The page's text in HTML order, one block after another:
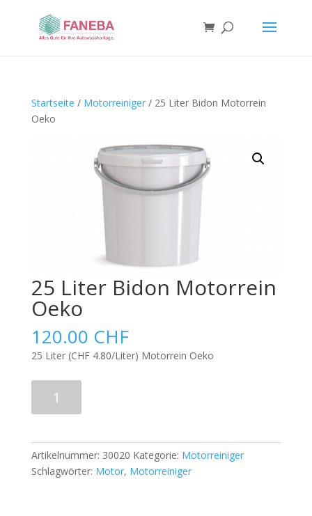
Startseite / Motorreiniger/ 25 Liter Bidon Motorrein
Oeko
25 Liter Bidon Motorrein
Oeko
120.00 CHF
25 Liter (CHF 4.80/Liter) Motorrein Oeko
Oeko
Menge
Artikelnummer: 30020 Kategorie: Motorreiniger
Schlagwörter: Motor, Motorreiniger